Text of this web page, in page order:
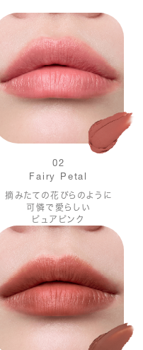
02
Fairy Petal
摘みたての花びらのように
可憐で愛らしい
ピュアピンク